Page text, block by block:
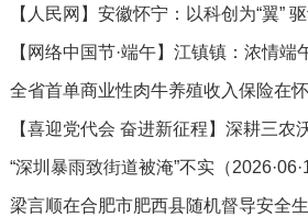
【人民网】安徽怀宁：以科创为“翼”
【网络中国节·端午】江镇镇：浓情端
全省首单商业性肉牛养殖收入保险在
“深圳暴雨致街道被淹”不实（